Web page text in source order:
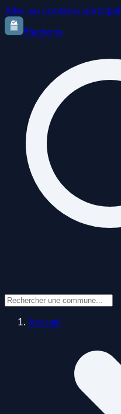
Aller au contenu principal
Elections
Accueil